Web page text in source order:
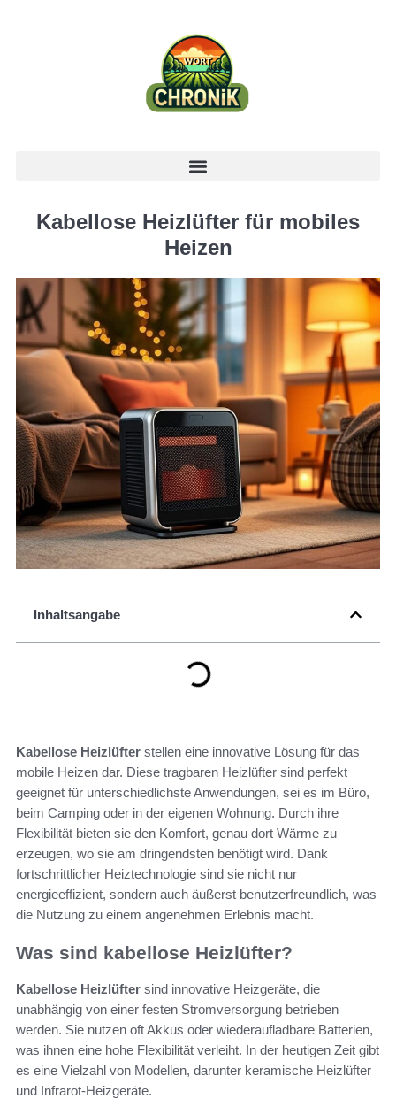
Kabellose Heizlüfter für mobiles
Heizen
Inhaltsangabe
Kabellose Heizlüfter stellen eine innovative Lösung für das
mobile Heizen dar. Diese tragbaren Heizlüfter sind perfekt
geeignet für unterschiedlichste Anwendungen, sei es im Büro,
beim Camping oder in der eigenen Wohnung. Durch ihre
Flexibilität bieten sie den Komfort, genau dort Wärme zu
erzeugen, wo sie am dringendsten benötigt wird. Dank
fortschrittlicher Heiztechnologie sind sie nicht nur
energieeffizient, sondern auch äußerst benutzerfreundlich, was
die Nutzung zu einem angenehmen Erlebnis macht.
Was sind kabellose Heizlüfter?
Kabellose Heizlüfter sind innovative Heizgeräte, die
unabhängig von einer festen Stromversorgung betrieben
werden. Sie nutzen oft Akkus oder wiederaufladbare Batterien,
was ihnen eine hohe Flexibilität verleiht. In der heutigen Zeit gibt
es eine Vielzahl von Modellen, darunter keramische Heizlüfter
und Infrarot-Heizgeräte.